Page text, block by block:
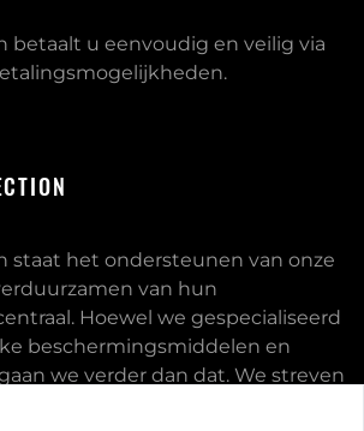
betaalt u eenvoudig en veilig via
staat het ondersteunen van onze
van hun
Hoewel we gespecialiseerd
beschermingsmiddelen en
we verder dan dat. We streven